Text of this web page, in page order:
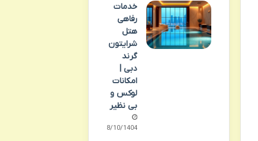
خدمات
رفاهی
هتل
شرایتون
گرند
دبی |
امکانات
لوکس و
بی نظیر
08/10/1404